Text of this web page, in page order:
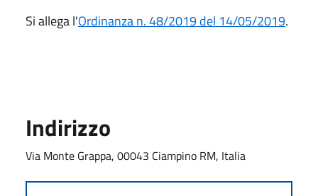
Si allega l'Ordinanza n. 48/2019 del 14/05/2019.
Indirizzo
Via Monte Grappa, 00043 Ciampino RM, Italia